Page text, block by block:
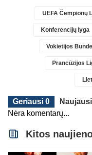
UEFA Čempionų
Konferencijų lyga
Vokietijos
Prancūzijos
Geriausi 0
Nėra komentarų...
Kitos